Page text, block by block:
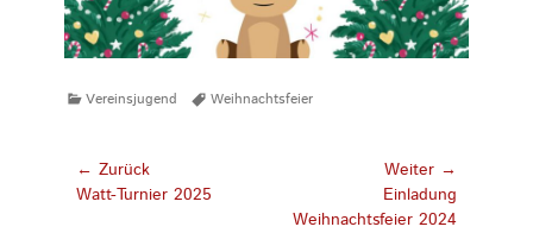
Kategorien
Vereinsjugend TagsWeihnachtsfeier
Beitragsnavigation
← Zurück
Vorhergehender
Watt-Turnier 2025
Weiter →
Beitrag:
Einladung
Weihnachtsfeier 2024